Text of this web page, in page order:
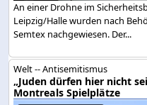
An einer Drohne im
Leipzig/Halle wurden nach
Semtex nachgewiesen. Der...
Welt -- Antisemitismus
„Juden dürfen hier nicht
Montreals Spielplätze